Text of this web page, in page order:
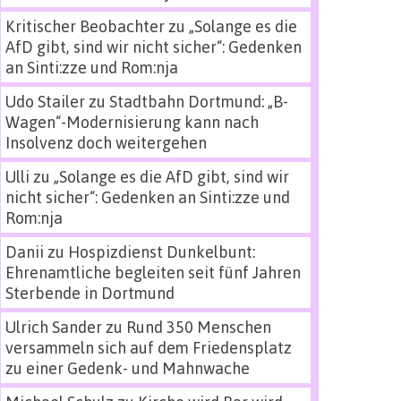
Kritischer Beobachterzu „Solange es die
AfD gibt, sind wir nicht sicher“: Gedenken
an Sinti:zze und Rom:nja
Udo Stailerzu Stadtbahn Dortmund: „B-
Wagen“-Modernisierung kann nach
Insolvenz doch weitergehen
Ulli zu „Solange es die AfD gibt, sind wir
nicht sicher“: Gedenken an Sinti:zze und
Rom:nja
Danii zu Hospizdienst Dunkelbunt:
Ehrenamtliche begleiten seit fünf Jahren
Sterbende in Dortmund
Ulrich Sanderzu Rund 350 Menschen
versammeln sich auf dem Friedensplatz
zu einer Gedenk- und Mahnwache